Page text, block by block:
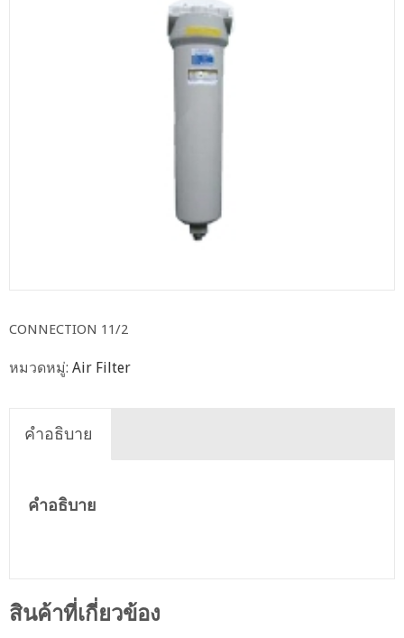
CONNECTION 11/2
หมวดหมู่: Air Filter
คำอธิบาย
คำอธิบาย
สินค้าที่เกี่ยวข้อง